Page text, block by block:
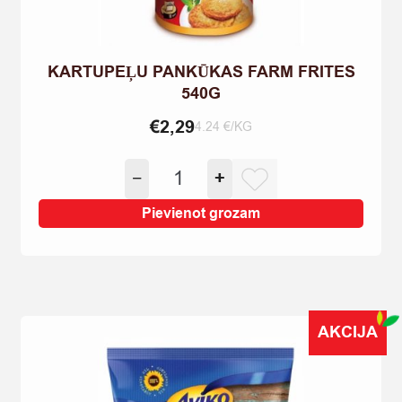
KARTUPEĻU PANKŪKAS FARM FRITES
540G
€2,294.24 €/KG
−
KARTUPEĻU
PANKŪKAS
FARM
FRITES
+
Pievienot grozam
AKCIJA